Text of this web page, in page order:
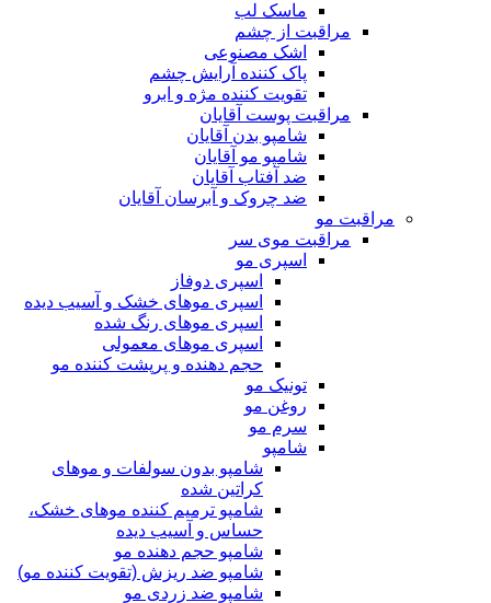
ماسک لب
مراقبت از چشم
اشک مصنوعی
پاک کننده آرایش چشم
تقویت کننده مژه و ابرو
مراقبت پوست آقایان
شامپو بدن آقایان
شامپو مو آقایان
ضد آفتاب آقایان
ضد چروک و آبرسان آقایان
مراقبت مو
مراقبت موی سر
اسپری مو
اسپری دوفاز
اسپری موهای خشک و آسیب دیده
اسپری موهای رنگ شده
اسپری موهای معمولی
حجم دهنده و پرپشت کننده مو
تونیک مو
روغن مو
سرم مو
شامپو
شامپو بدون سولفات و موهای
کراتین شده
شامپو ترمیم کننده موهای خشک،
حساس و آسیب دیده
شامپو حجم دهنده مو
شامپو ضد ریزش (تقویت کننده مو)
شامپو ضد زردی مو